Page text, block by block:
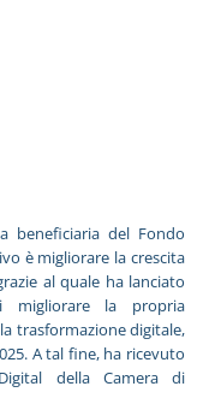
beneficiaria del Fondo
è migliorare la crescita
al quale ha lanciato
la propria
trasformazione digitale,
A tal fine, ha ricevuto
della Camera di